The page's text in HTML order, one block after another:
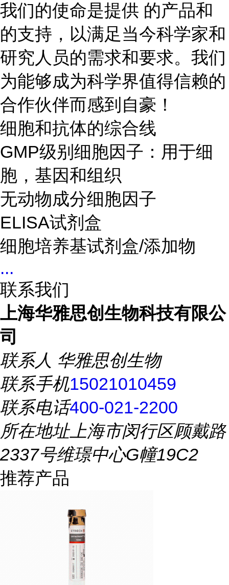
我们的使命是提供 的产品和
的支持，以满足当今科学家和
研究人员的需求和要求。我们
为能够成为科学界值得信赖的
合作伙伴而感到自豪！
细胞和抗体的综合线
GMP级别细胞因子：用于细
胞，基因和组织
无动物成分细胞因子
ELISA试剂盒
细胞培养基试剂盒/添加物
...
联系我们
上海华雅思创生物科技有限公
司
联系人 华雅思创生物
联系手机15021010459
联系电话400-021-2200
所在地址上海市闵行区顾戴路
2337号维璟中心G幢19C2
推荐产品